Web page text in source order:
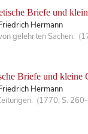
Briefe und
Hermann
gelehrten Sachen.
Briefe und kleine
Hermann
(1770, S.